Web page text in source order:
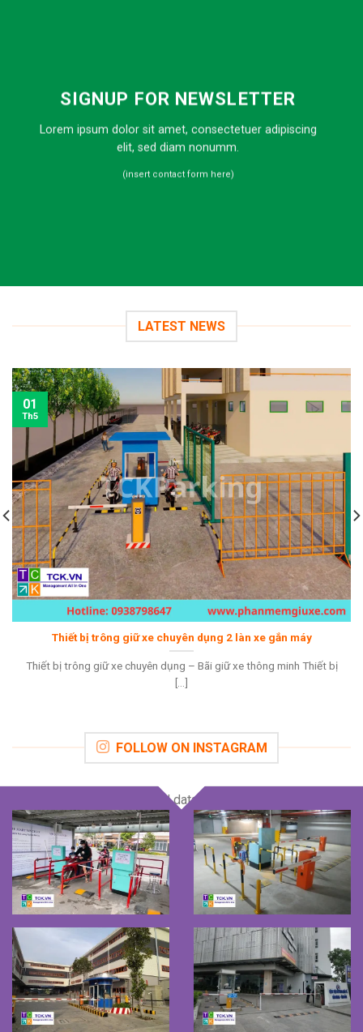
SIGNUP FOR NEWSLETTER
Lorem ipsum dolor sit amet, consectetuer adipiscing
elit, sed diam nonumm.
(insert contact form here)
LATEST NEWS
Thiết bị trông giữ xe chuyên dụng 2 làn xe gắn máy
Thiết bị trông giữ xe chuyên dụng – Bãi giữ xe thông minh Thiết bị
[...]
01
Th5
FOLLOW ON INSTAGRAM
Instagram has returned invalid data.